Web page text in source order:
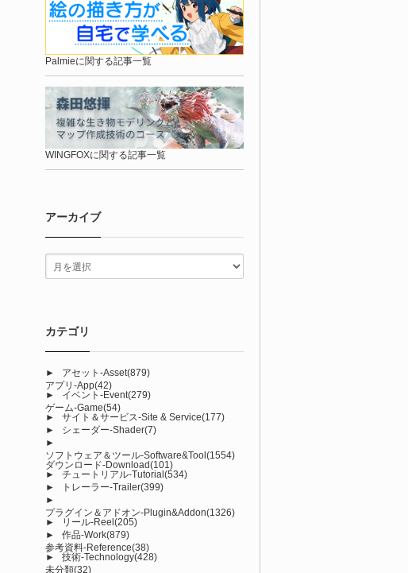
Palmieに関する記事一覧
WINGFOXに関する記事一覧
アーカイブ
カテゴリ
► アセット-Asset(879)
アプリ-App(42)
►
イベント-Event(279)
ゲーム-Game(54)
►
サイト＆サービス-Site & Service(177)
►
シェーダー-Shader(7)
►
ソフトウェア＆ツール-Software&Tool(1554)
ダウンロード-Download(101)
►
チュートリアル-Tutorial(534)
►
トレーラー-Trailer(399)
►
プラグイン＆アドオン-Plugin&Addon(1326)
►
リール-Reel(205)
►
作品-Work(879)
参考資料-Reference(38)
►
技術-Technology(428)
未分類(32)